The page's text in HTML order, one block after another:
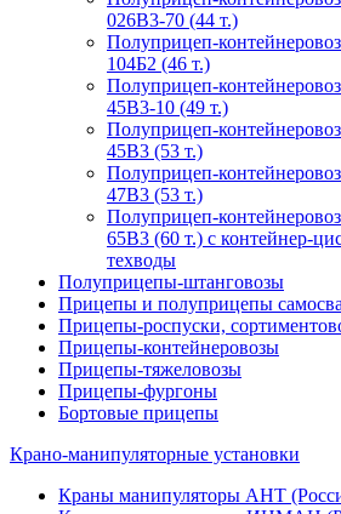
026В3-70 (44 т.)
Полуприцеп-
104Б2 (46 т.)
Полуприцеп-
45В3-10 (49 т.)
Полуприцеп-
45В3 (53 т.)
Полуприцеп-
47В3 (53 т.)
Полуприцеп-
65В3 (60 т.) с контейнер-
техводы
Полуприцепы-штанговозы
Прицепы и полуприцепы
Прицепы-роспуски,
Прицепы-контейнеровозы
Прицепы-тяжеловозы
Прицепы-фургоны
Бортовые прицепы
Крано-манипуляторные установки
Краны манипуляторы АНТ